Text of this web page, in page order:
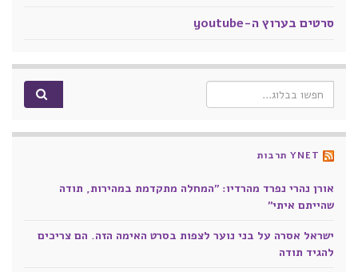
סרטים בערוץ ה-youtube
Search for:
YNET תרבות
אורן נהרי נפרד מהרדיו: "המחלה מתקדמת במהירות, תודה
שהייתם איתי"
ישראל אסרה על בני נוער לצפות בסרט האימה הזה. הם צריכים
להגיד תודה